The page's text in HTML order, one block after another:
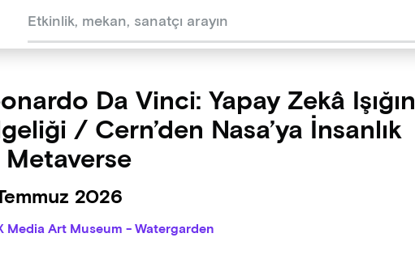
Da Vinci: Yapay Zekâ Işığın
/ Cern’den Nasa’ya İnsanlık
Metaverse
2026
Media Art Museum - Watergarden